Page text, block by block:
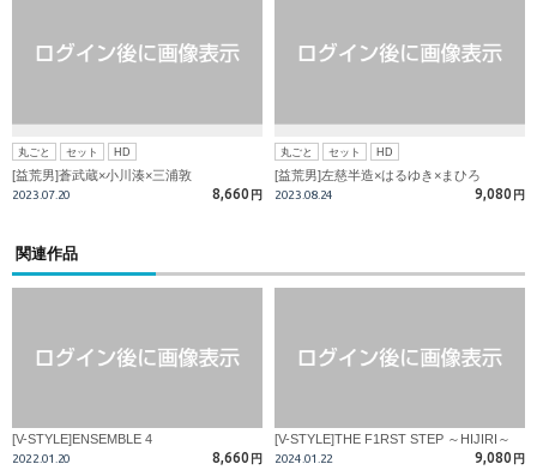
丸ごと セット HD
[益荒男]蒼武蔵×小川湊×三浦敦
2023.07.20 8,660 円
丸ごと セット HD
[益荒男]左慈半造×はるゆき×まひろ
2023.08.24 9,080 円
関連作品
[V-STYLE]ENSEMBLE 4
2022.01.20 8,660 円
[V-STYLE]THE F1RST STEP ～HIJIRI～
2024.01.22 9,080 円